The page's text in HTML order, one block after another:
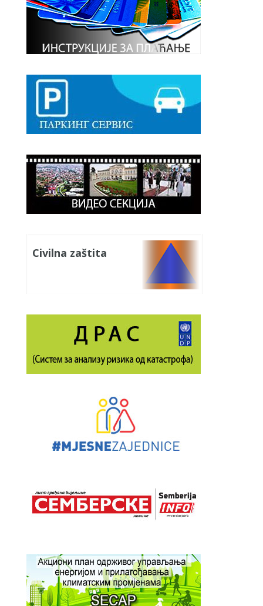
Civilna zaštita